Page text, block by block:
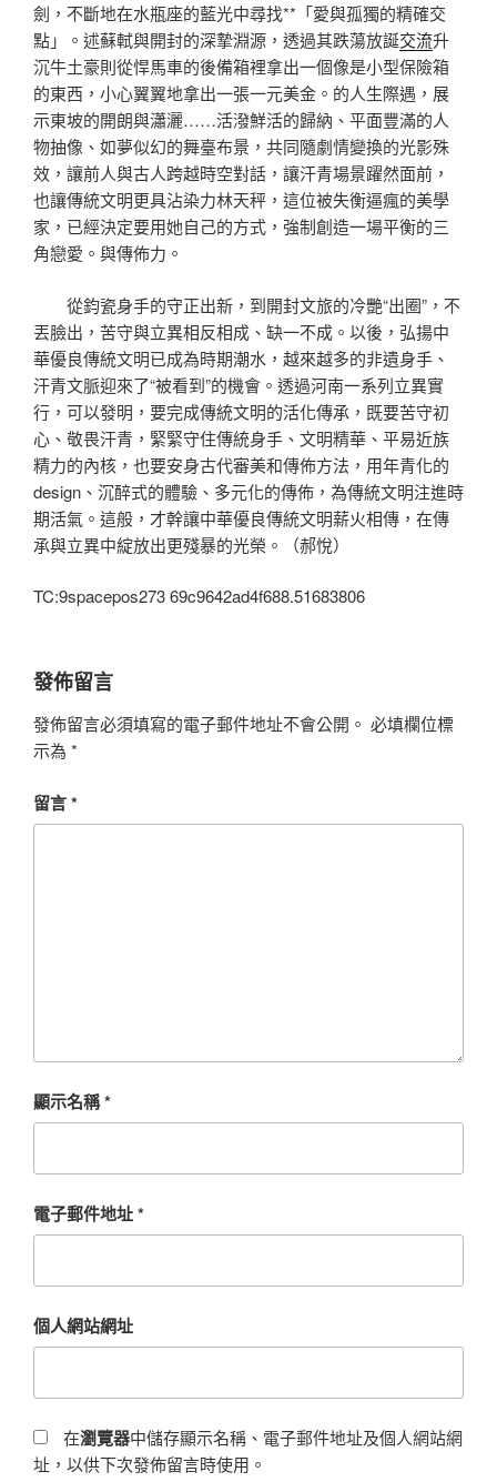
劍，不斷地在水瓶座的藍光中尋找**「愛與孤獨的精確交
點」。述蘇軾與開封的深摯淵源，透過其跌蕩放誕交流升
沉牛土豪則從悍馬車的後備箱裡拿出一個像是小型保險箱
的東西，小心翼翼地拿出一張一元美金。的人生際遇，展
示東坡的開朗與瀟灑……‌活潑鮮活的歸納、平面豐滿的人
物抽像、如夢似幻的舞臺布景，共同隨劇情變換的光影殊
效，讓前人與古人跨越時空對話，讓汗青場景躍然面前，
也讓傳統文明更具沾染力林天秤，這位被失衡逼瘋的美學
家，已經決定要用她自己的方式，強制創造一場平衡的三
角戀愛。與傳佈力。
從鈞瓷身手的守正出新，到開封文旅的冷艷“出圈”，不
丟臉出，苦守與立異相反相成、缺一不成。以後，弘揚中
華優良傳統文明已成為時期潮水，越來越多的非遺身手、
汗青文脈迎來了“被看到”的機會。透過河南一系列立異實
行，可以發明，要完成傳統文明的活化傳承，既要苦守初
心、敬畏汗青，緊緊守住傳統身手、文明精華、平易近族
精力的內核，也要安身古代審美和傳佈方法，用年青化的
design、沉醉式的體驗、多元化的傳佈，為傳統文明注進時
期活氣。這般，才幹讓中華優良傳統文明薪火相傳，在傳
承與立異中綻放出更殘暴的光榮。（郝悅）
TC:9spacepos273 69c9642ad4f688.51683806
發佈留言
發佈留言必須填寫的電子郵件地址不會公開。 必填欄位標
示為 *
留言*
顯示名稱*
電子郵件地址*
個人網站網址
在瀏覽器中儲存顯示名稱、電子郵件地址及個人網站網
址，以供下次發佈留言時使用。